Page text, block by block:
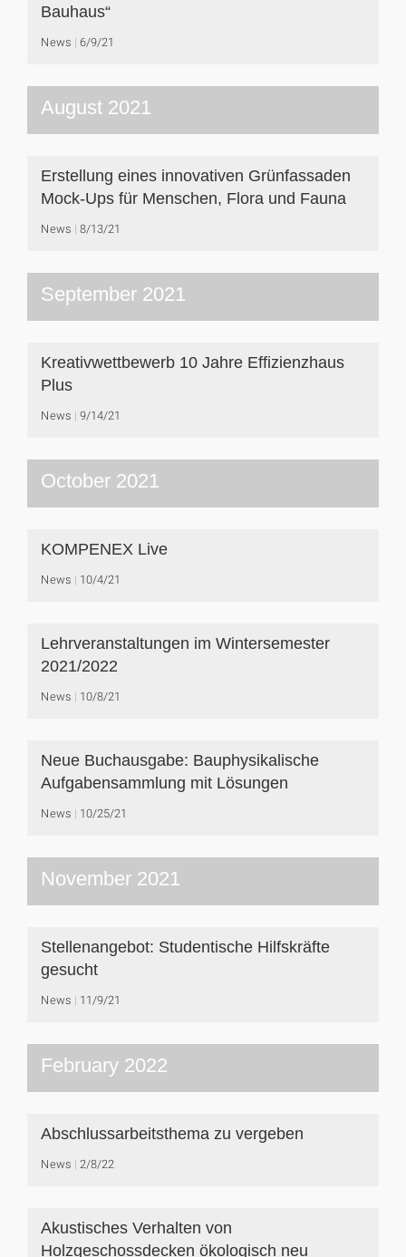
Bauhaus“
News 6/9/21
August 2021
Erstellung eines innovativen Grünfassaden
Mock-Ups für Menschen, Flora und Fauna
News 8/13/21
September 2021
Kreativwettbewerb 10 Jahre Effizienzhaus
Plus
News 9/14/21
October 2021
KOMPENEX Live
News 10/4/21
Lehrveranstaltungen im Wintersemester
2021/2022
News 10/8/21
Neue Buchausgabe: Bauphysikalische
Aufgabensammlung mit Lösungen
News 10/25/21
November 2021
Stellenangebot: Studentische Hilfskräfte
gesucht
News 11/9/21
February 2022
Abschlussarbeitsthema zu vergeben
News 2/8/22
Akustisches Verhalten von
Holzgeschossdecken ökologisch neu